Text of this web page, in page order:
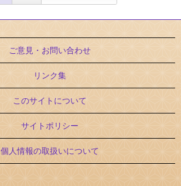
ご意見・お問い合わせ
リンク集
このサイトについて
サイトポリシー
個人情報の取扱いについて